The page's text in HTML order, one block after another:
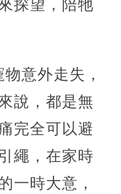
探望，陪牠
意外走失，
說，都是無
完全可以避
繩，在家時
一時大意，